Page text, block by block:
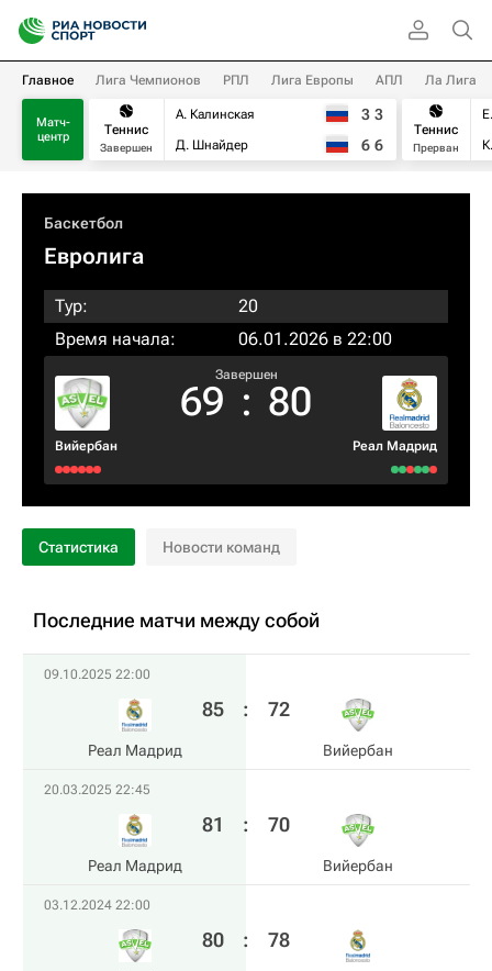
Главное Лига Чемпионов РПЛ Лига Европы АПЛ Ла Лига
Матч-
центр
Теннис
Завершен
А. Калинская
Д. Шнайдер
3 3
6 6
Теннис
Прерван
Баскетбол
Евролига
Тур:
20
Время начала:
06.01.2026 в 22:00
Вийербан
Завершен
69 : 80
Реал Мадрид
Статистика Новости команд
Последние матчи между собой
09.10.2025 22:00
Реал Мадрид
85 : 72
Вийербан
20.03.2025 22:45
Реал Мадрид
81 : 70
Вийербан
03.12.2024 22:00
80 : 78